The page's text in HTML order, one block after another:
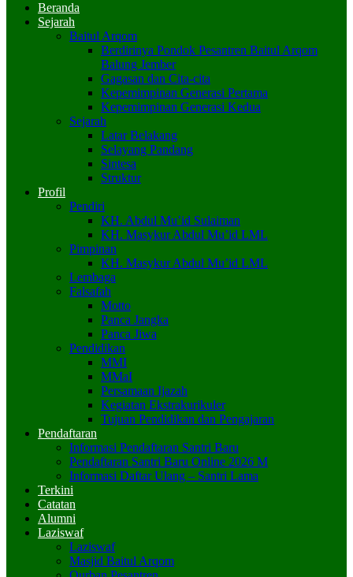
Beranda
Sejarah
Baitul Arqom
Berdirinya Pondok Pesantren Baitul Arqom
Balung Jember
Gagasan dan Cita-cita
Kepemimpinan Generasi Pertama
Kepemimpinan Generasi Kedua
Sejarah
Latar Belakang
Selayang Pandang
Sintesa
Struktur
Profil
Pendiri
KH. Abdul Mu’id Sulaiman
KH. Masykur Abdul Mu’id LML
Pimpinan
KH. Masykur Abdul Mu’id LML
Lembaga
Falsafah
Motto
Panca Jangka
Panca Jiwa
Pendidikan
MMI
MMaI
Persamaan Ijazah
Kegiatan Ekstrakurikuler
Tujuan Pendidikan dan Pengajaran
Pendaftaran
Informasi Pendaftaran Santri Baru
Pendaftaran Santri Baru Online 2026 M
Informasi Daftar Ulang – Santri Lama
Terkini
Catatan
Alumni
Laziswaf
Laziswaf
Masjid Baitul Arqom